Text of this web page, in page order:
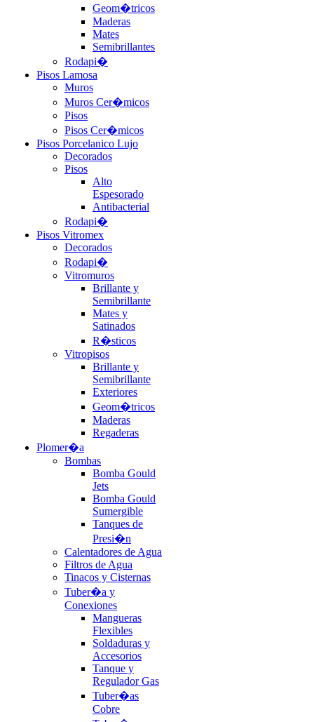
Geom�tricos
Maderas
Mates
Semibrillantes
Rodapi�
Pisos Lamosa
Muros
Muros Cer�micos
Pisos
Pisos Cer�micos
Pisos Porcelanico Lujo
Decorados
Pisos
Alto
Espesorado
Antibacterial
Rodapi�
Pisos Vitromex
Decorados
Rodapi�
Vitromuros
Brillante y
Semibrillante
Mates y
Satinados
R�sticos
Vitropisos
Brillante y
Semibrillante
Exteriores
Geom�tricos
Maderas
Regaderas
Plomer�a
Bombas
Bomba Gould
Jets
Bomba Gould
Sumergible
Tanques de
Presi�n
Calentadores de Agua
Filtros de Agua
Tinacos y Cisternas
Tuber�a y
Conexiones
Mangueras
Flexibles
Soldaduras y
Accesorios
Tanque y
Regulador Gas
Tuber�as
Cobre